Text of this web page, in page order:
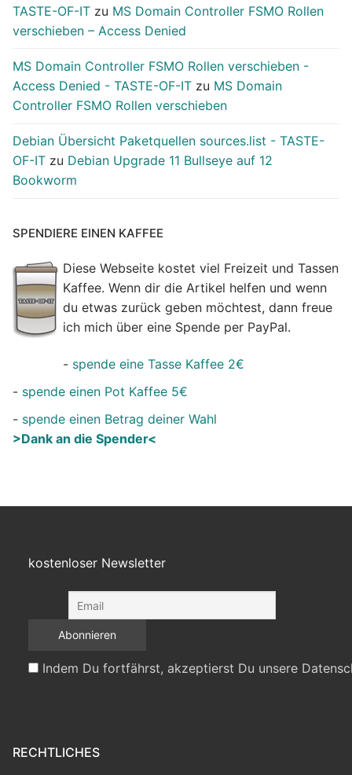
TASTE-OF-IT zu MS Domain Controller FSMO Rollen
verschieben – Access Denied
MS Domain Controller FSMO Rollen verschieben -
Access Denied - TASTE-OF-IT zu MS Domain
Controller FSMO Rollen verschieben
Debian Übersicht Paketquellen sources.list - TASTE-
OF-IT zu Debian Upgrade 11 Bullseye auf 12
Bookworm
SPENDIERE EINEN KAFFEE
Diese Webseite kostet viel Freizeit und Tassen
Kaffee. Wenn dir die Artikel helfen und wenn
du etwas zurück geben möchtest, dann freue
ich mich über eine Spende per PayPal.
- spende eine Tasse Kaffee 2€
- spende einen Pot Kaffee 5€
- spende einen Betrag deiner Wahl
>Dank an die Spender<
kostenloser Newsletter
Indem Du fortfährst, akzeptierst Du unsere
RECHTLICHES